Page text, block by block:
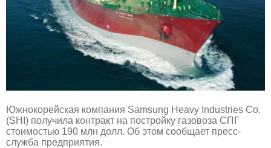
Южнокорейская компания Samsung Heavy Industries Co.
(SHI) получила контракт на постройку газовоза СПГ
стоимостью 190 млн долл. Об этом сообщает пресс-
служба предприятия.